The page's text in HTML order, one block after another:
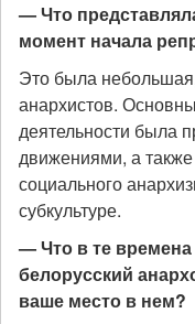
— Что
момент начала
Это была
анархистов.
деятельности была
движениями, а
социального
субкультуре.
— Что в те
белорусский
ваше место в нем?